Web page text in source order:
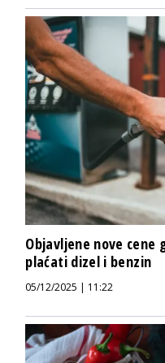
Objavljene nove cene
plaćati dizel i benzin
05/12/2025 | 11:22